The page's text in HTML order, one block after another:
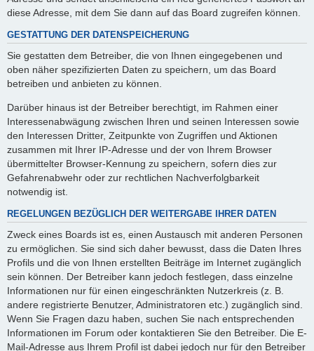
diese Adresse, mit dem Sie dann auf das Board zugreifen können.
GESTATTUNG DER DATENSPEICHERUNG
Sie gestatten dem Betreiber, die von Ihnen eingegebenen und
oben näher spezifizierten Daten zu speichern, um das Board
betreiben und anbieten zu können.
Darüber hinaus ist der Betreiber berechtigt, im Rahmen einer
Interessenabwägung zwischen Ihren und seinen Interessen sowie
den Interessen Dritter, Zeitpunkte von Zugriffen und Aktionen
zusammen mit Ihrer IP-Adresse und der von Ihrem Browser
übermittelter Browser-Kennung zu speichern, sofern dies zur
Gefahrenabwehr oder zur rechtlichen Nachverfolgbarkeit
notwendig ist.
REGELUNGEN BEZÜGLICH DER WEITERGABE IHRER DATEN
Zweck eines Boards ist es, einen Austausch mit anderen Personen
zu ermöglichen. Sie sind sich daher bewusst, dass die Daten Ihres
Profils und die von Ihnen erstellten Beiträge im Internet zugänglich
sein können. Der Betreiber kann jedoch festlegen, dass einzelne
Informationen nur für einen eingeschränkten Nutzerkreis (z. B.
andere registrierte Benutzer, Administratoren etc.) zugänglich sind.
Wenn Sie Fragen dazu haben, suchen Sie nach entsprechenden
Informationen im Forum oder kontaktieren Sie den Betreiber. Die E-
Mail-Adresse aus Ihrem Profil ist dabei jedoch nur für den Betreiber